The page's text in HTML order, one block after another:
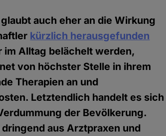
auch eher an die Wirkung
kürzlich herausgefunden
Alltag belächelt werden,
von höchster Stelle in ihrem
Therapien an und
Letztendlich handelt es sich
der Bevölkerung.
aus Arztpraxen und